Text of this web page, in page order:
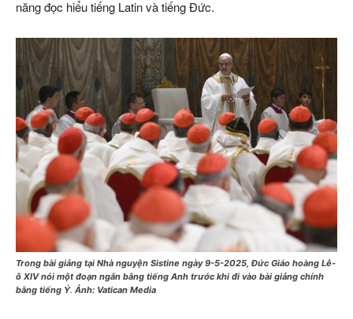
năng đọc hiểu tiếng Latin và tiếng Đức.
Trong bài giảng tại Nhà nguyện Sistine ngày 9-5-2025, Đức Giáo hoàng Lê-
ô XIV nói một đoạn ngắn bằng tiếng Anh trước khi đi vào bài giảng chính
bằng tiếng Ý. Ảnh: Vatican Media